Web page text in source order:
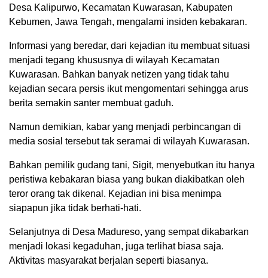
Desa Kalipurwo, Kecamatan Kuwarasan, Kabupaten
Kebumen, Jawa Tengah, mengalami insiden kebakaran.
Informasi yang beredar, dari kejadian itu membuat situasi
menjadi tegang khususnya di wilayah Kecamatan
Kuwarasan. Bahkan banyak netizen yang tidak tahu
kejadian secara persis ikut mengomentari sehingga arus
berita semakin santer membuat gaduh.
Namun demikian, kabar yang menjadi perbincangan di
media sosial tersebut tak seramai di wilayah Kuwarasan.
Bahkan pemilik gudang tani, Sigit, menyebutkan itu hanya
peristiwa kebakaran biasa yang bukan diakibatkan oleh
teror orang tak dikenal. Kejadian ini bisa menimpa
siapapun jika tidak berhati-hati.
Selanjutnya di Desa Madureso, yang sempat dikabarkan
menjadi lokasi kegaduhan, juga terlihat biasa saja.
Aktivitas masyarakat berjalan seperti biasanya.